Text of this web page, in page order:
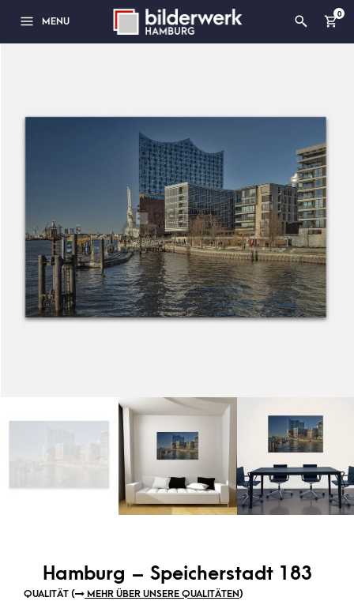
MENU
0
Hamburg – Speicherstadt 183
QUALITÄT ( MEHR ÜBER UNSERE QUALITÄTEN)